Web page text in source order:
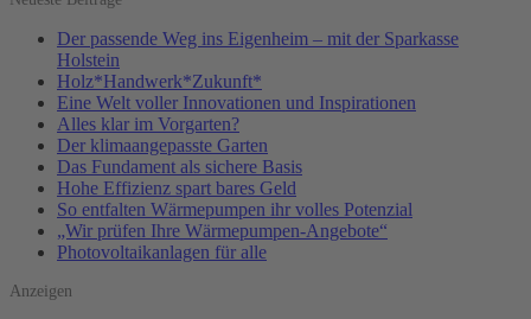
Der passende Weg ins Eigenheim – mit der Sparkasse
Holstein
Holz*Handwerk*Zukunft*
Eine Welt voller Innovationen und Inspirationen
Alles klar im Vorgarten?
Der klimaangepasste Garten
Das Fundament als sichere Basis
Hohe Effizienz spart bares Geld
So entfalten Wärmepumpen ihr volles Potenzial
„Wir prüfen Ihre Wärmepumpen-Angebote“
Photovoltaik­­anlagen für alle
Anzeigen